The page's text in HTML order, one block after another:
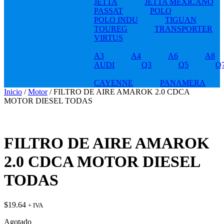
JETTA
JETTA MEXICANO
PASSAT
POLO
POLO INDU
TIGUAN
TOUREG
TRANSPORTER
VIRTUS
A3 A4 A6
A8
AUDI
Q3 Q5
CAYENNE
PANAMERA
Inicio /Motor/ FILTRO DE AIRE AMAROK 2.0 CDCA
MOTOR DIESEL TODAS
FILTRO DE AIRE AMAROK
2.0 CDCA MOTOR DIESEL
TODAS
$19.64 + IVA
Agotado